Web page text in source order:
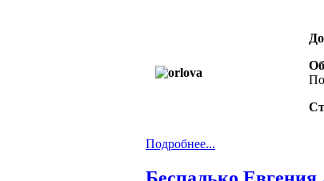
Подробнее...